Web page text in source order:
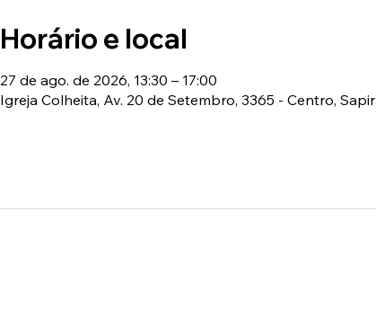
Horário e local
27 de ago. de 2026, 13:30 – 17:00
Igreja Colheita, Av. 20 de Setembro, 3365 - Centro,